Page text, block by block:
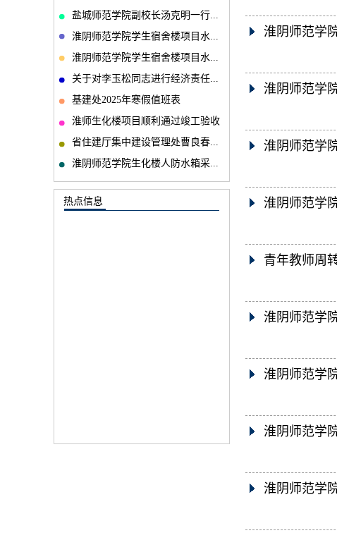
盐城师范学院副校长汤克明一行...
淮阴师范学院学生宿舍楼项目水...
淮阴师范学院学生宿舍楼项目水...
关于对李玉松同志进行经济责任...
基建处2025年寒假值班表
淮师生化楼项目顺利通过竣工验收
省住建厅集中建设管理处曹良春...
淮阴师范学院生化楼人防水箱采...
热点信息
淮阴师范学
淮阴师范学
淮阴师范学
淮阴师范学
青年教师周
淮阴师范学
淮阴师范学
淮阴师范学
淮阴师范学